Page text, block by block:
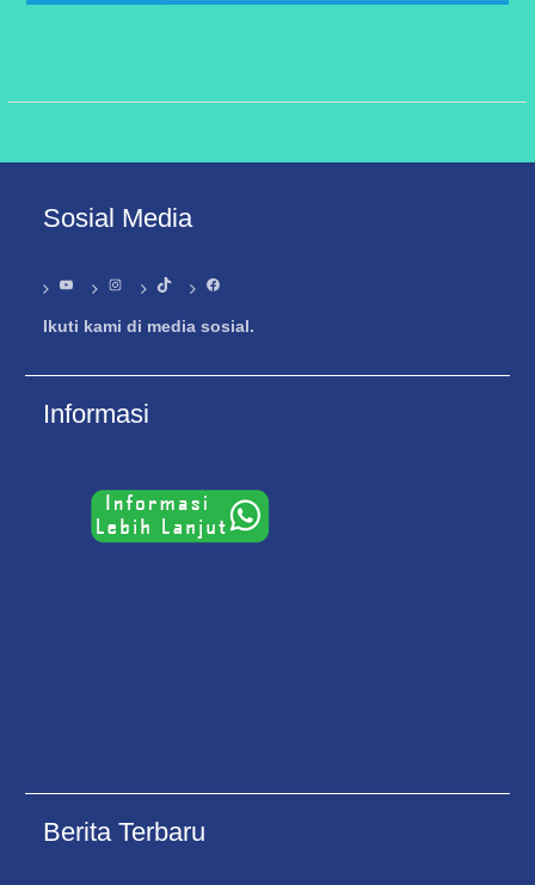
Sosial Media
YouTubeInstagramTikTok Facebook
Ikuti kami di media sosial.
Informasi
Berita Terbaru